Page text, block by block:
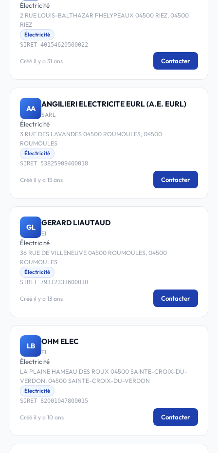
Électricité
2 RUE LOUIS-BALTHAZAR PHELYPEAUX 04500 RIEZ, 04500
RIEZ
Électricité
SIRET 40154620500022
Créé il y a 31 ans Contacter
AA ANGILIERI ELECTRICITE EURL (A.E. EURL)
SARL
Électricité
3 RUE DES LAVANDES 04500 ROUMOULES, 04500
ROUMOULES
Électricité
SIRET 53825909400018
Créé il y a 15 ans Contacter
GL GERARD LIAUTAUD
EI
Électricité
36 RUE DE VILLENEUVE 04500 ROUMOULES, 04500
ROUMOULES
Électricité
SIRET 79312331600010
Créé il y a 13 ans Contacter
LB OHM ELEC
EI
Électricité
LA PLAINE HAMEAU DES ROUX 04500 SAINTE-CROIX-DU-
VERDON, 04500 SAINTE-CROIX-DU-VERDON
Électricité
SIRET 82001047800015
Créé il y a 10 ans Contacter